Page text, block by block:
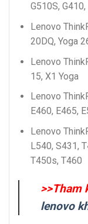
G510S,
Lenovo
20DQ, Yoga
Lenovo
15, X1 Yoga
Lenovo
E460, E465,
Lenovo
L540, S431,
T450s, T460
>>Tham
lenovo